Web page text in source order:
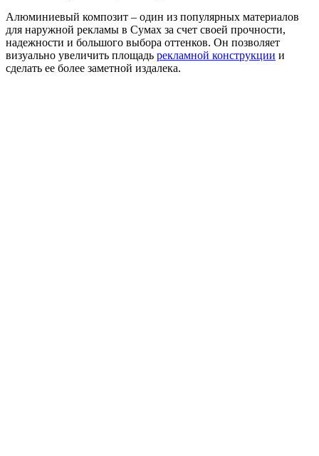
Алюминиевый композит – один из популярных материалов
для наружной рекламы в Сумах за счет своей прочности,
надежности и большого выбора оттенков. Он позволяет
визуально увеличить площадь рекламной конструкции и
сделать ее более заметной издалека.